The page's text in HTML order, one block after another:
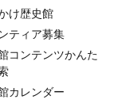
け歴史館
ティア募集
コンテンツかんた
カレンダー